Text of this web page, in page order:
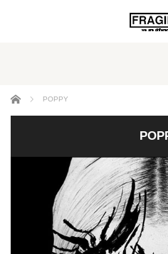
ホーム POPPY